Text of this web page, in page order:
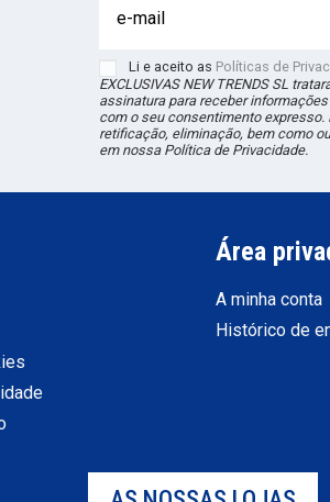
Li e aceito as Políticas de
EXCLUSIVAS NEW TRENDS SL
assinatura para receber
com o seu consentimento
retificação, eliminação, bem como
em nossa Política de Privacidade.
Área
A minha conta
Histórico de